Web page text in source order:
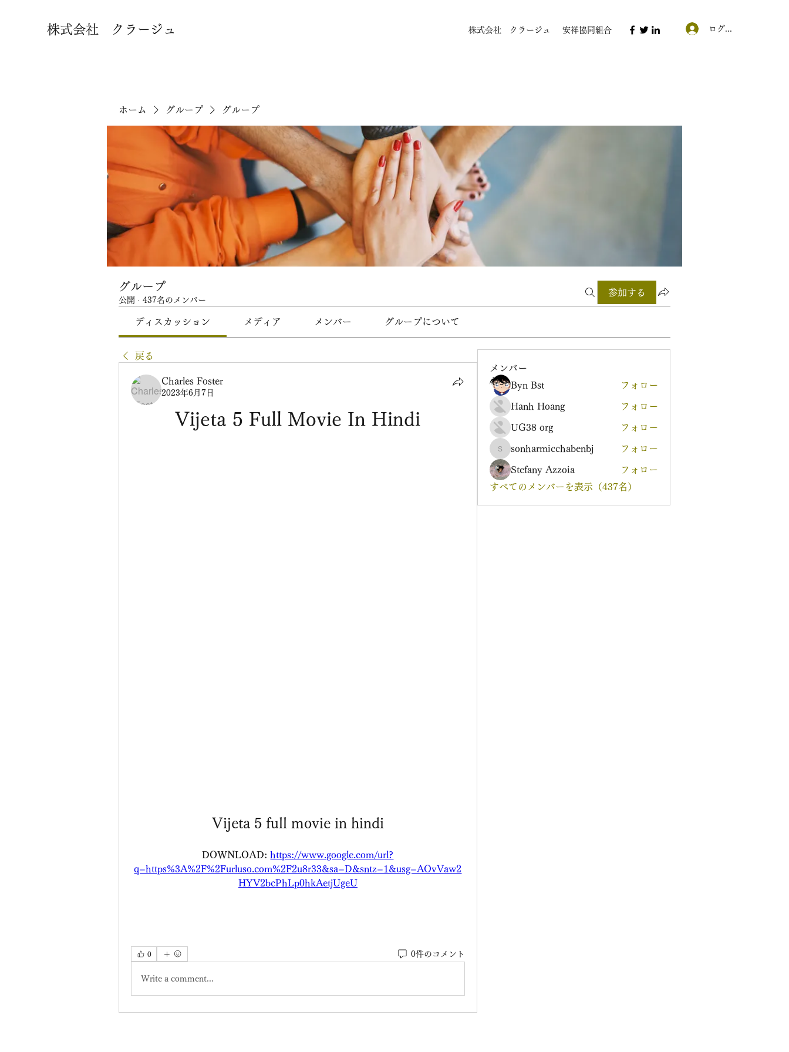
株式会社 クラージュ 株式会社 クラージュ 安祥協同組合 ログイン
ホーム グループ グループ
グループ
公開 · 437名のメンバー
参加する
ディスカッション メディア メンバー グループについて
戻る
Charles Foster
2023年6月7日
Vijeta 5 Full Movie In Hindi
Vijeta 5 full movie in hindi
DOWNLOAD: https://www.google.com/url?
q=https%3A%2F%2Furluso.com%2F2u8r33&sa=D&sntz=1&usg=AOvVaw2
HYV2bcPhLp0hkAetjUgeU
0 0件のコメント
Write a comment...
メンバー
Byn Bst
フォロー
Hanh Hoang フォロー
UG38 org フォロー
sonharmicchabenbj
sonharmicchabenbj フォロー
Stefany Azzoia
フォロー
すべてのメンバーを表示（437名）